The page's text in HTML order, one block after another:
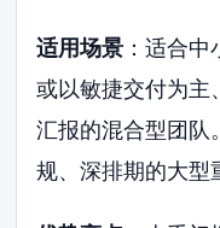
适用场景 ：适合
或以敏捷交付为主
汇报的混合型团队
规、深排期的大型